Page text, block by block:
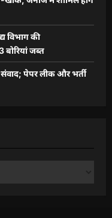
विभाग की
बोरियां जब्त
संवाद; पेपर लीक और भर्ती